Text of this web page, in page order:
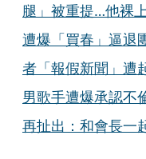
腿」被重提…他裸
遭爆「買春」逼
者「報假新聞」遭
男歌手遭爆承認不
再扯出：和會長一